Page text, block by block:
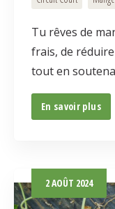
Tu rêves de
frais, de
tout en
En savoir plus
2AOÛT 2024